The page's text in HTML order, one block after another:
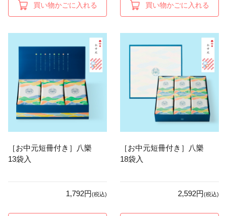
買い物かごに入れる 買い物かごに入れる
［お中元短冊付き］八樂
13袋入
1,792円(税込)
［お中元短冊付き］八樂
18袋入
2,592円(税込)